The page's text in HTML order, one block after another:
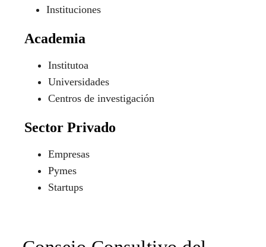
Instituciones
Academia
Institutoa
Universidades
Centros de investigación
Sector Privado
Empresas
Pymes
Startups